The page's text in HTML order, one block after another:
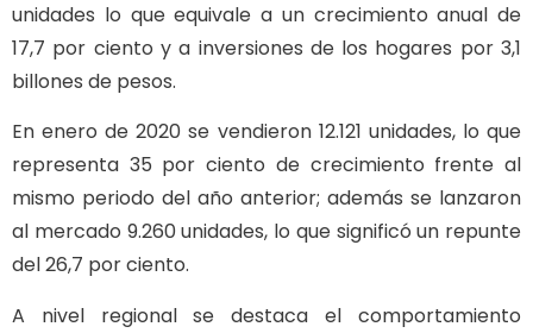
unidades lo que equivale a un crecimiento anual de
17,7 por ciento y a inversiones de los hogares por 3,1
billones de pesos.
En enero de 2020 se vendieron 12.121 unidades, lo que
representa 35 por ciento de crecimiento frente al
mismo periodo del año anterior; además se lanzaron
al mercado 9.260 unidades, lo que significó un repunte
del 26,7 por ciento.
A nivel regional se destaca el comportamiento